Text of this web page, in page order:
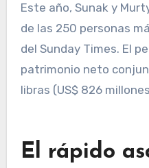
Este año, Sunak y
de las 250 personas
del Sunday Times. El
patrimonio neto
libras (US$ 826
El rápido